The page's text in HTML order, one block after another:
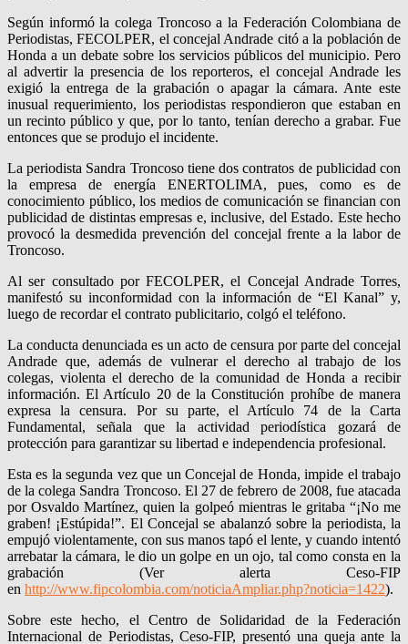
Según informó la colega Troncoso a la Federación Colombiana de
Periodistas, FECOLPER, el concejal Andrade citó a la población de
Honda a un debate sobre los servicios públicos del municipio. Pero
al advertir la presencia de los reporteros, el concejal Andrade les
exigió la entrega de la grabación o apagar la cámara. Ante este
inusual requerimiento, los periodistas respondieron que estaban en
un recinto público y que, por lo tanto, tenían derecho a grabar. Fue
entonces que se produjo el incidente.
La periodista Sandra Troncoso tiene dos contratos de publicidad con
la empresa de energía ENERTOLIMA, pues, como es de
conocimiento público, los medios de comunicación se financian con
publicidad de distintas empresas e, inclusive, del Estado. Este hecho
provocó la desmedida prevención del concejal frente a la labor de
Troncoso.
Al ser consultado por FECOLPER, el Concejal Andrade Torres,
manifestó su inconformidad con la información de “El Kanal” y,
luego de recordar el contrato publicitario, colgó el teléfono.
La conducta denunciada es un acto de censura por parte del concejal
Andrade que, además de vulnerar el derecho al trabajo de los
colegas, violenta el derecho de la comunidad de Honda a recibir
información. El Artículo 20 de la Constitución prohíbe de manera
expresa la censura. Por su parte, el Artículo 74 de la Carta
Fundamental, señala que la actividad periodística gozará de
protección para garantizar su libertad e independencia profesional.
Esta es la segunda vez que un Concejal de Honda, impide el trabajo
de la colega Sandra Troncoso. El 27 de febrero de 2008, fue atacada
por Osvaldo Martínez, quien la golpeó mientras le gritaba “¡No me
graben! ¡Estúpida!”. El Concejal se abalanzó sobre la periodista, la
empujó violentamente, con sus manos tapó el lente, y cuando intentó
arrebatar la cámara, le dio un golpe en un ojo, tal como consta en la
grabación (Ver alerta Ceso-FIP
en http://www.fipcolombia.com/noticiaAmpliar.php?noticia=1422).
Sobre este hecho, el Centro de Solidaridad de la Federación
Internacional de Periodistas, Ceso-FIP, presentó una queja ante la